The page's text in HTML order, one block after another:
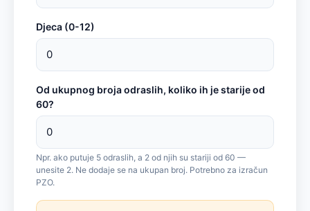
Djeca (0-12)
Od ukupnog broja odraslih, koliko ih je starije od
60?
Npr. ako putuje 5 odraslih, a 2 od njih su stariji od 60 —
unesite 2. Ne dodaje se na ukupan broj. Potrebno za izračun
PZO.